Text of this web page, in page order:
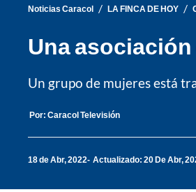
Noticias Caracol / LA FINCA DE HOY /
Una
Un grupo de mujeres está
Por: Caracol Televisión
18 de Abr, 2022 Actualizado: 20 De Abr,